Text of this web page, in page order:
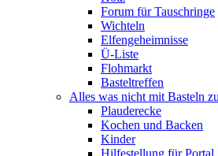
Forum für Tauschringe
Wichteln
Elfengeheimnisse
Ü-Liste
Flohmarkt
Basteltreffen
Alles was nicht mit Basteln
Plauderecke
Kochen und Backen
Kinder
Hilfestellung für